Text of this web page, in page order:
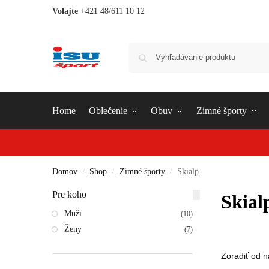
Volajte +421 48/611 10 12
Home Oblečenie Obuv Zimné športy
Domov / Shop / Zimné športy / Skialp
Pre koho
Muži (10)
Ženy (7)